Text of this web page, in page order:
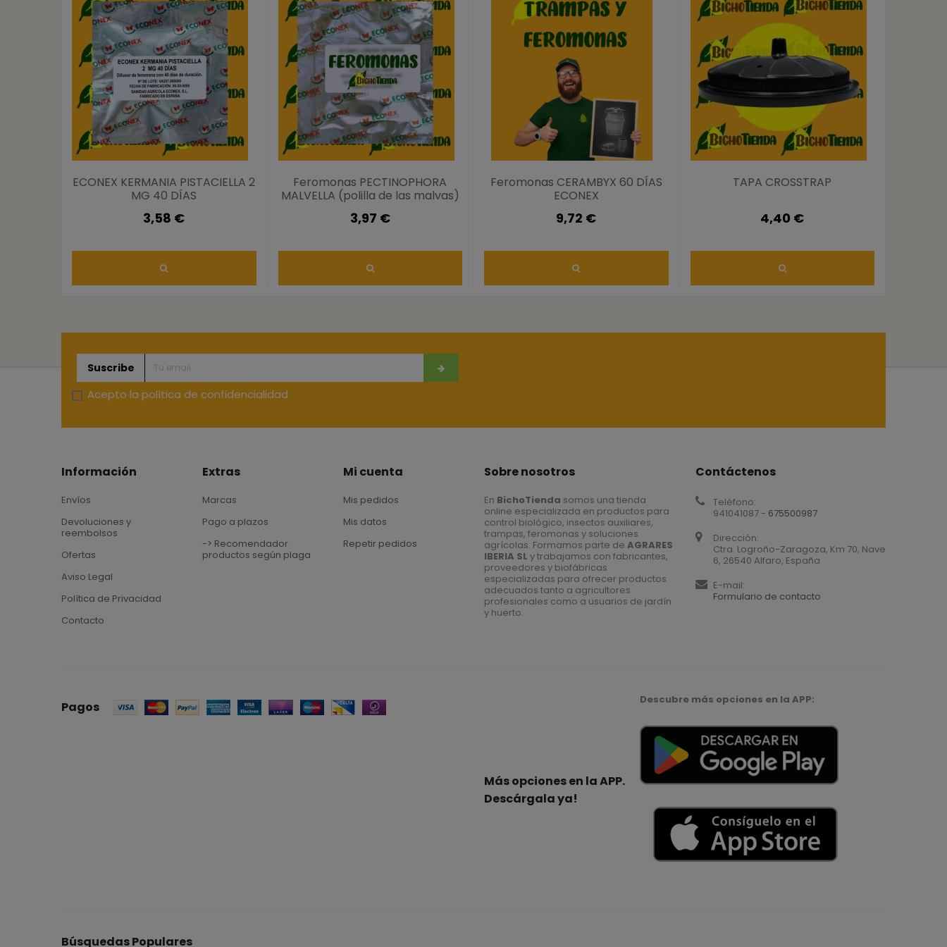
ECONEX KERMANIA PISTACIELLA 2
MG 40 DÍAS
3,58 €
Feromonas PECTINOPHORA
MALVELLA (polilla de las malvas)
3,97 €
Feromonas CERAMBYX 60 DÍAS
ECONEX
9,72 €
TAPA CROSSTRAP
4,40 €
Suscribe
Acepto la política de confidencialidad
Información
Envíos
Devoluciones y
reembolsos
Ofertas
Aviso Legal
Política de Privacidad
Contacto
Extras
Marcas
Pago a plazos
-> Recomendador
productos según plaga
Mi cuenta
Mis pedidos
Mis datos
Repetir pedidos
Sobre nosotros
En BichoTienda somos una tienda
online especializada en productos para
control biológico, insectos auxiliares,
trampas, feromonas y soluciones
agrícolas. Formamos parte de AGRARES
IBERIA SL y trabajamos con fabricantes,
proveedores y biofábricas
especializadas para ofrecer productos
adecuados tanto a agricultores
profesionales como a usuarios de jardín
y huerto.
Contáctenos
Teléfono:
941041087 - 675500987
Dirección:
Ctra. Logroño-Zaragoza, Km 70, Nave
6, 26540 Alfaro, España
E-mail:
Formulario de contacto
Pagos
Más opciones en la APP.
Descárgala ya!
Descubre más opciones en la APP:
Búsquedas Populares